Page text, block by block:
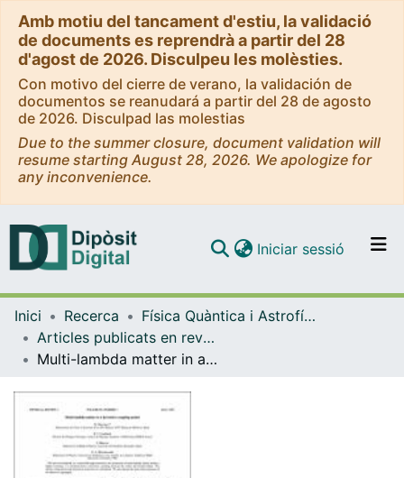
Amb motiu del tancament d'estiu, la validació
de documents es reprendrà a partir del 28
d'agost de 2026. Disculpeu les molèsties.
Con motivo del cierre de verano, la validación de
documentos se reanudará a partir del 28 de agosto
de 2026. Disculpad las molestias
Due to the summer closure, document validation will
resume starting August 28, 2026. We apologize for
any inconvenience.
Navega per tot el DD
Contacte
Iniciar sessió (current)
Inici Recerca
Física Quàntica i Astrofísica
Articles publicats en revistes (Física Quàntica i Astrofísica)
Multi-lambda matter in a derivativee coupling model